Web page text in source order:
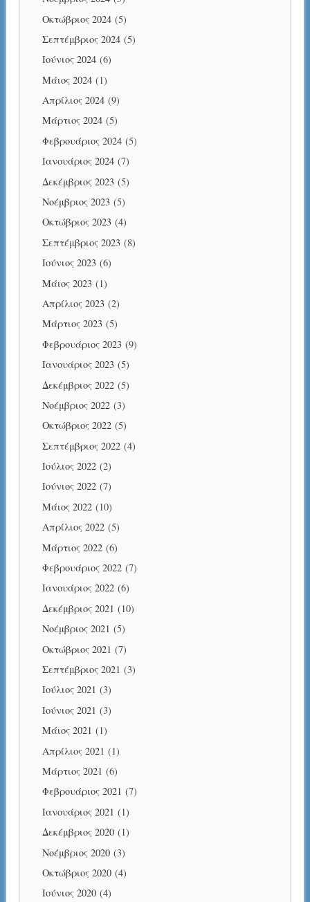
Οκτώβριος 2024(5)
Σεπτέμβριος 2024(5)
Ιούνιος 2024(6)
Μάιος 2024(1)
Απρίλιος 2024(9)
Μάρτιος 2024(5)
Φεβρουάριος 2024(5)
Ιανουάριος 2024(7)
Δεκέμβριος 2023(5)
Νοέμβριος 2023(5)
Οκτώβριος 2023(4)
Σεπτέμβριος 2023(8)
Ιούνιος 2023(6)
Μάιος 2023(1)
Απρίλιος 2023(2)
Μάρτιος 2023(5)
Φεβρουάριος 2023(9)
Ιανουάριος 2023(5)
Δεκέμβριος 2022(5)
Νοέμβριος 2022(3)
Οκτώβριος 2022(5)
Σεπτέμβριος 2022(4)
Ιούλιος 2022(2)
Ιούνιος 2022(7)
Μάιος 2022(10)
Απρίλιος 2022(5)
Μάρτιος 2022(6)
Φεβρουάριος 2022(7)
Ιανουάριος 2022(6)
Δεκέμβριος 2021 (10)
Νοέμβριος 2021 (5)
Οκτώβριος 2021 (7)
Σεπτέμβριος 2021 (3)
Ιούλιος 2021 (3)
Ιούνιος 2021 (3)
Μάιος 2021 (1)
Απρίλιος 2021 (1)
Μάρτιος 2021 (6)
Φεβρουάριος 2021 (7)
Ιανουάριος 2021 (1)
Δεκέμβριος 2020(1)
Νοέμβριος 2020(3)
Οκτώβριος 2020(4)
Ιούνιος 2020(4)